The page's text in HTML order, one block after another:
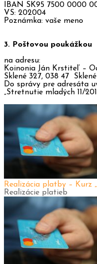
IBAN SK95 7500 0000
VS: 202004
Poznámka: vaše meno
3. Poštovou poukážkou
na adresu:
Koinonia Ján Krstiteľ –
Sklené 327, 038 47 Sklené
Do správy pre adresáta
„Stretnutie mladých 11/
Realizácia platby – Kurz
Realizácie platieb